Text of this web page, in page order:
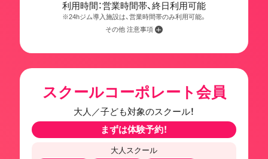
利用時間：営業時間帯、終日利用可能
※24hジム導入施設は、営業時間帯のみ利用可能。
その他 注意事項
スクールコーポレート会員
大人／子ども対象のスクール！
まずは体験予約！
大人スクール